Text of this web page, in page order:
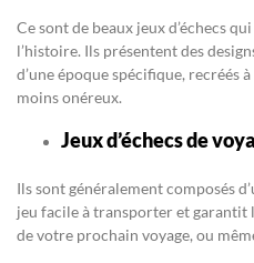
Ce sont de beaux jeux d’échecs
l’histoire. Ils présentent des
d’une époque spécifique, recréés
moins onéreux.
Jeux d’échecs de
Ils sont généralement composés
jeu facile à transporter et
de votre prochain voyage, ou